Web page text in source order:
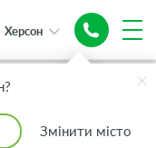
Змінити місто
Херсон